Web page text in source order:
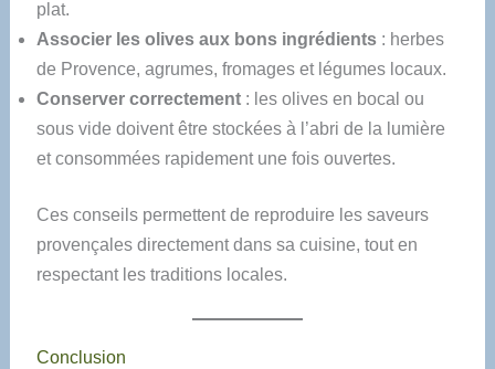
plat.
Associer les olives aux bons ingrédients: herbes
de Provence, agrumes, fromages et légumes locaux.
Conserver correctement: les olives en bocal ou
sous vide doivent être stockées à l’abri de la lumière
et consommées rapidement une fois ouvertes.
Ces conseils permettent de reproduire les saveurs
provençales directement dans sa cuisine, tout en
respectant les traditions locales.
Conclusion